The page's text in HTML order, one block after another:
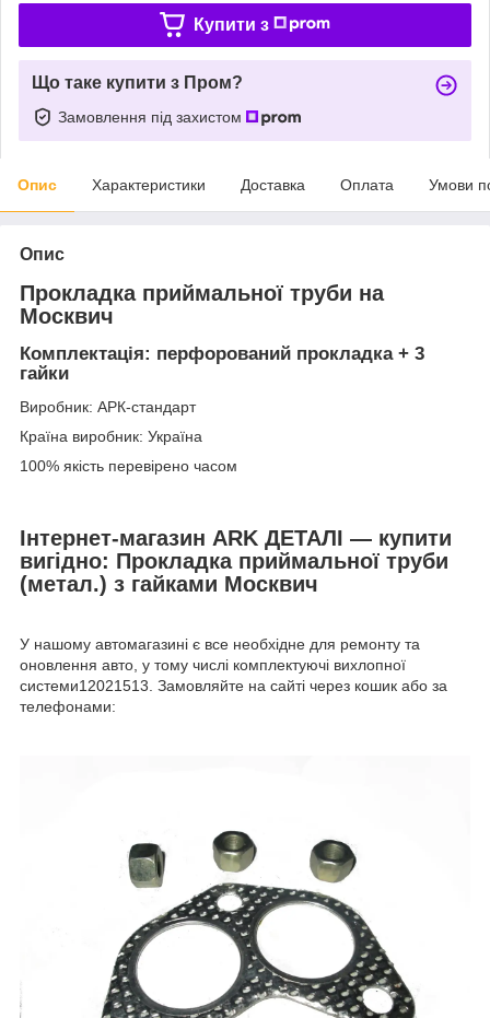
Купити з
Що таке купити з Пром?
Замовлення під захистом
Опис Характеристики Доставка Оплата Умови
Опис
Прокладка приймальної труби на
Москвич
Комплектація: перфорований прокладка + 3
гайки
Виробник: АРК-стандарт
Країна виробник: Україна
100% якість перевірено часом
Інтернет-магазин ARK ДЕТАЛІ — купити
вигідно: Прокладка приймальної труби
(метал.) з гайками Москвич
У нашому автомагазині є все необхідне для ремонту та
оновлення авто, у тому числі комплектуючі вихлопної
системи12021513. Замовляйте на сайті через кошик або за
телефонами: